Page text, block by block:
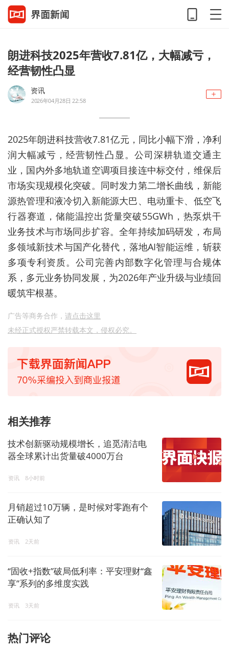
朗进科技2025年营收7.81亿，大幅减亏，
经营韧性凸显
资讯
2026年04月28日 22:58
2025年朗进科技营收7.81亿元，同比小幅下滑，净利
润大幅减亏，经营韧性凸显。公司深耕轨道交通主
业，国内外多地轨道空调项目接连中标交付，维保后
市场实现规模化突破。同时发力第二增长曲线，新能
源热管理和液冷切入新能源大巴、电动重卡、低空飞
行器赛道，储能温控出货量突破55GWh，热泵烘干
业务技术与市场同步扩容。全年持续加码研发，布局
多领域新技术与国产化替代，落地AI智能运维，斩获
多项专利资质。公司完善内部数字化管理与合规体
系，多元业务协同发展，为2026年产业升级与业绩回
暖筑牢根基。
广告等商务合作， 请点击这里
未经正式授权严禁转载本文，侵权必究。
相关推荐
技术创新驱动规模增长，追觅清洁电
器全球累计出货量破4000万台
资讯 8小时前
月销超过10万辆，是时候对零跑有个
正确认知了
资讯 2天前
“固收+指数”破局低利率：平安理财“鑫
享”系列的多维度实践
资讯 3天前
热门评论